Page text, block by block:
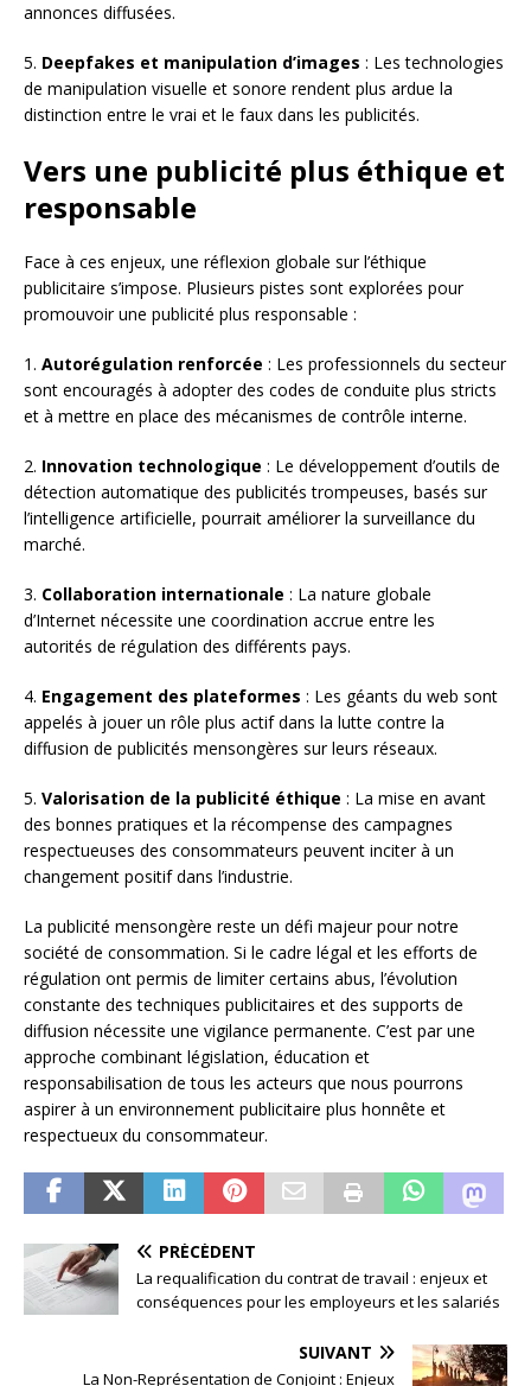
annonces diffusées.
5. Deepfakes et manipulation d’images : Les technologies
de manipulation visuelle et sonore rendent plus ardue la
distinction entre le vrai et le faux dans les publicités.
Vers une publicité plus éthique et
responsable
Face à ces enjeux, une réflexion globale sur l’éthique
publicitaire s’impose. Plusieurs pistes sont explorées pour
promouvoir une publicité plus responsable :
1. Autorégulation renforcée : Les professionnels du secteur
sont encouragés à adopter des codes de conduite plus stricts
et à mettre en place des mécanismes de contrôle interne.
2. Innovation technologique : Le développement d’outils de
détection automatique des publicités trompeuses, basés sur
l’intelligence artificielle, pourrait améliorer la surveillance du
marché.
3. Collaboration internationale : La nature globale
d’Internet nécessite une coordination accrue entre les
autorités de régulation des différents pays.
4. Engagement des plateformes : Les géants du web sont
appelés à jouer un rôle plus actif dans la lutte contre la
diffusion de publicités mensongères sur leurs réseaux.
5. Valorisation de la publicité éthique : La mise en avant
des bonnes pratiques et la récompense des campagnes
respectueuses des consommateurs peuvent inciter à un
changement positif dans l’industrie.
La publicité mensongère reste un défi majeur pour notre
société de consommation. Si le cadre légal et les efforts de
régulation ont permis de limiter certains abus, l’évolution
constante des techniques publicitaires et des supports de
diffusion nécessite une vigilance permanente. C’est par une
approche combinant législation, éducation et
responsabilisation de tous les acteurs que nous pourrons
aspirer à un environnement publicitaire plus honnête et
respectueux du consommateur.
PRÉCÉDENT
La requalification du contrat de travail : enjeux et
conséquences pour les employeurs et les salariés
SUIVANT
La Non-Représentation de Conjoint : Enjeux